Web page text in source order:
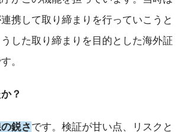
携して取り締まりを行っていこうと
した取り締まりを目的とした海外証
。
？
鋭さ です。検証が甘い点、リスクと